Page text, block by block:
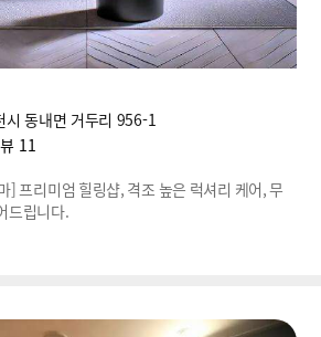
시 동내면 거두리 956-1
11
] 프리미엄 힐링샵, 격조 높은 럭셔리 케어, 무
드립니다.